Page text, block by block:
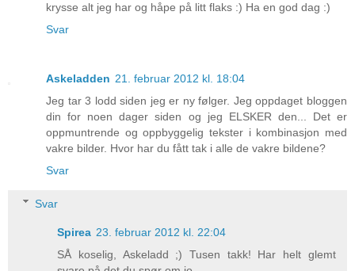
krysse alt jeg har og håpe på litt flaks :) Ha en god dag :)
Svar
Askeladden 21. februar 2012 kl. 18:04
Jeg tar 3 lodd siden jeg er ny følger. Jeg oppdaget bloggen
din for noen dager siden og jeg ELSKER den... Det er
oppmuntrende og oppbyggelig tekster i kombinasjon med
vakre bilder. Hvor har du fått tak i alle de vakre bildene?
Svar
Svar
Spirea 23. februar 2012 kl. 22:04
SÅ koselig, Askeladd ;) Tusen takk! Har helt glemt